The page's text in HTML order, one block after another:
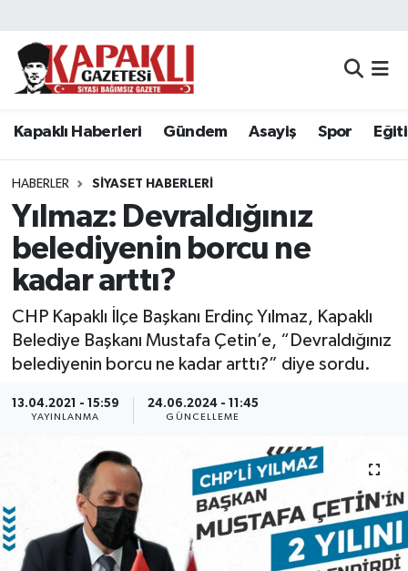
Kapaklı Haberleri Gündem Asayiş Spor
HABERLER SIYASET HABERLERI
Yılmaz: Devraldığınız
belediyenin borcu ne
kadar arttı?
CHP Kapaklı İlçe Başkanı Erdinç Yılmaz, Kapaklı
Belediye Başkanı Mustafa Çetin’e, “Devraldığınız
belediyenin borcu ne kadar arttı?” diye sordu.
13.04.2021 - 15:59
YAYINLANMA
24.06.2024 - 11:45
GÜNCELLEME
Kapaklı Haberleri
Asayiş
Spor
Eğitim
Resmi Reklamlar
Sağlık
Teknoloji
Tekirdağ Nöbetçi Eczaneler
Tekirdağ Namaz Vakitleri
Tekirdağ Trafik Yoğunluk Haritası
Süper Lig Puan Durumu ve Fikstür
Son Dakika Haberleri
Haber Arşivi